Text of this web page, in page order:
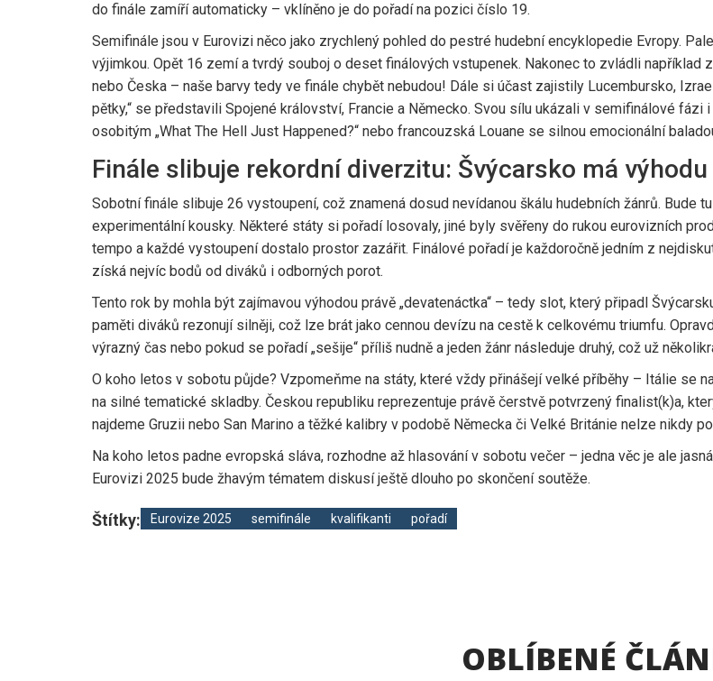
do finále zamíří automaticky – vklíněno je do pořadí na pozici číslo 19.
Semifinále jsou v Eurovizi něco jako zrychlený pohled do pestré hudební encyklopedie Evropy.
výjimkou. Opět 16 zemí a tvrdý souboj o deset finálových vstupenek. Nakonec to zvládli například
nebo Česka – naše barvy tedy ve finále chybět nebudou! Dále si účast zajistily Lucembursko,
pětky,“ se představili Spojené království, Francie a Německo. Svou sílu ukázali v semifinálové
osobitým „What The Hell Just Happened?“ nebo francouzská Louane se silnou emocionální baladou
Finále slibuje rekordní diverzitu: Švýcarsko má
Sobotní finále slibuje 26 vystoupení, což znamená dosud nevídanou škálu hudebních žánrů. Bude
experimentální kousky. Některé státy si pořadí losovaly, jiné byly svěřeny do rukou eurovizních
tempo a každé vystoupení dostalo prostor zazářit. Finálové pořadí je každoročně jedním z
získá nejvíc bodů od diváků i odborných porot.
Tento rok by mohla být zajímavou výhodou právě „devatenáctka“ – tedy slot, který připadl
paměti diváků rezonují silněji, což lze brát jako cennou devízu na cestě k celkovému triumfu.
výrazný čas nebo pokud se pořadí „sešije“ příliš nudně a jeden žánr následuje druhý, což už
O koho letos v sobotu půjde? Vzpomeňme na státy, které vždy přinášejí velké příběhy – Itálie se
na silné tematické skladby. Českou republiku reprezentuje právě čerstvě potvrzený finalist(k)a,
najdeme Gruzii nebo San Marino a těžké kalibry v podobě Německa či Velké Británie nelze nikdy
Na koho letos padne evropská sláva, rozhodne až hlasování v sobotu večer – jedna věc je ale
Eurovizi 2025 bude žhavým tématem diskusí ještě dlouho po skončení soutěže.
Štítky: Eurovize 2025 semifinále kvalifikanti pořadí
OBLÍBENÉ